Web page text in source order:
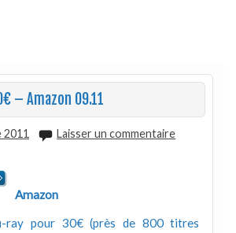
– Amazon 09.11
Laisser un commentaire
Amazon
ray pour 30€ (près de 800 titres